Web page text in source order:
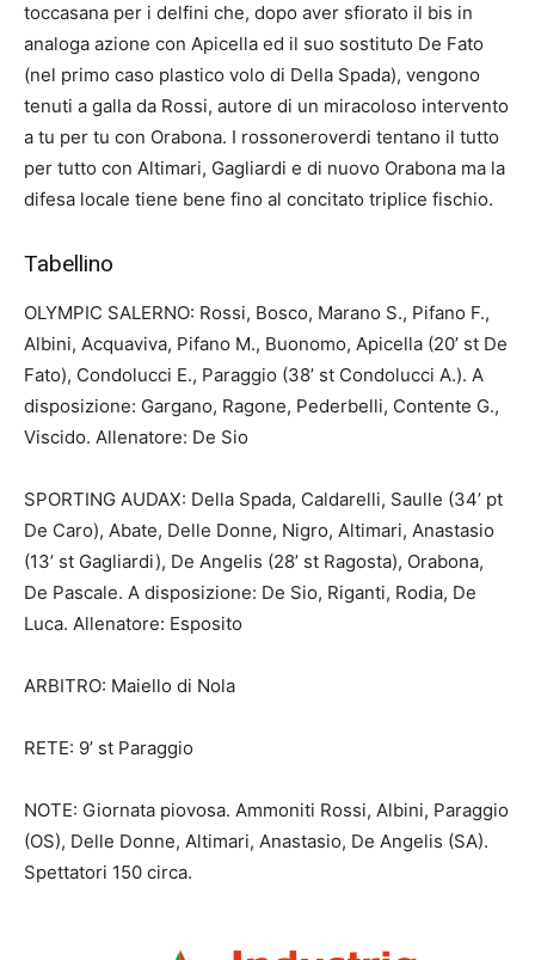
toccasana per i delfini che, dopo aver sfiorato il bis in
analoga azione con Apicella ed il suo sostituto De Fato
(nel primo caso plastico volo di Della Spada), vengono
tenuti a galla da Rossi, autore di un miracoloso intervento
a tu per tu con Orabona. I rossoneroverdi tentano il tutto
per tutto con Altimari, Gagliardi e di nuovo Orabona ma la
difesa locale tiene bene fino al concitato triplice fischio.
Tabellino
OLYMPIC SALERNO: Rossi, Bosco, Marano S., Pifano F.,
Albini, Acquaviva, Pifano M., Buonomo, Apicella (20’ st De
Fato), Condolucci E., Paraggio (38’ st Condolucci A.). A
disposizione: Gargano, Ragone, Pederbelli, Contente G.,
Viscido. Allenatore: De Sio
SPORTING AUDAX: Della Spada, Caldarelli, Saulle (34’ pt
De Caro), Abate, Delle Donne, Nigro, Altimari, Anastasio
(13’ st Gagliardi), De Angelis (28’ st Ragosta), Orabona,
De Pascale. A disposizione: De Sio, Riganti, Rodia, De
Luca. Allenatore: Esposito
ARBITRO: Maiello di Nola
RETE: 9’ st Paraggio
NOTE: Giornata piovosa. Ammoniti Rossi, Albini, Paraggio
(OS), Delle Donne, Altimari, Anastasio, De Angelis (SA).
Spettatori 150 circa.